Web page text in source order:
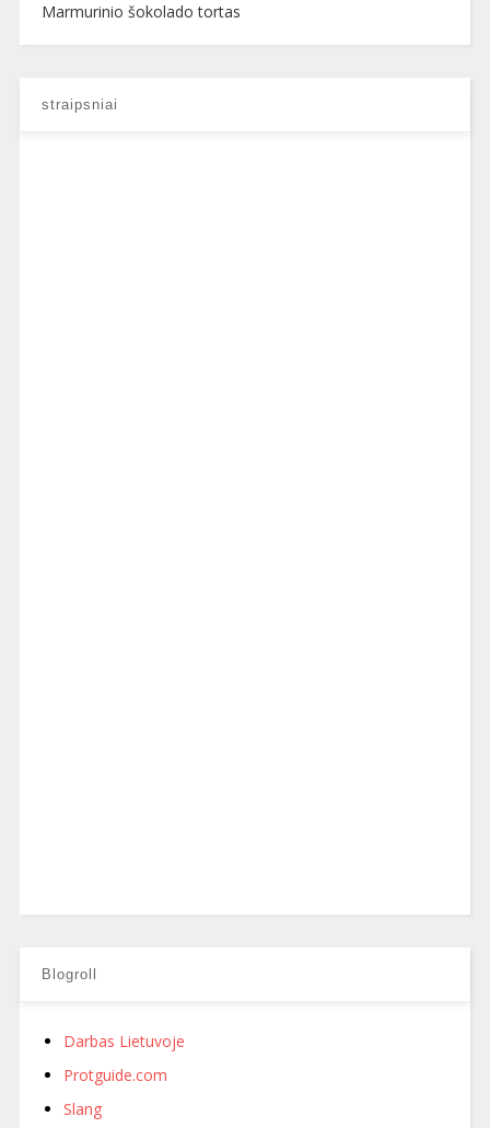
Marmurinio šokolado tortas
straipsniai
Blogroll
Darbas Lietuvoje
Protguide.com
Slang